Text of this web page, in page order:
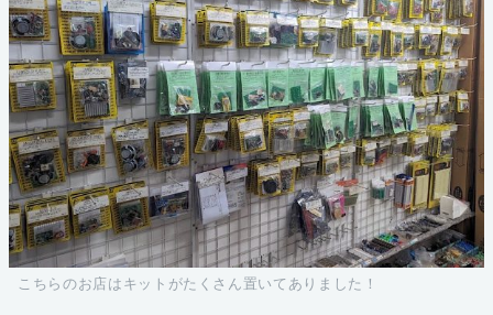
こちらのお店はキットがたくさん置いてありました！